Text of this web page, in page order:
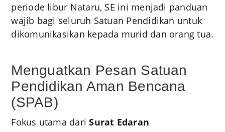
periode libur Nataru, SE ini menjadi panduan
wajib bagi seluruh Satuan Pendidikan untuk
dikomunikasikan kepada murid dan orang tua.
Menguatkan Pesan Satuan
Pendidikan Aman Bencana
(SPAB)
Fokus utama dariSurat Edaran